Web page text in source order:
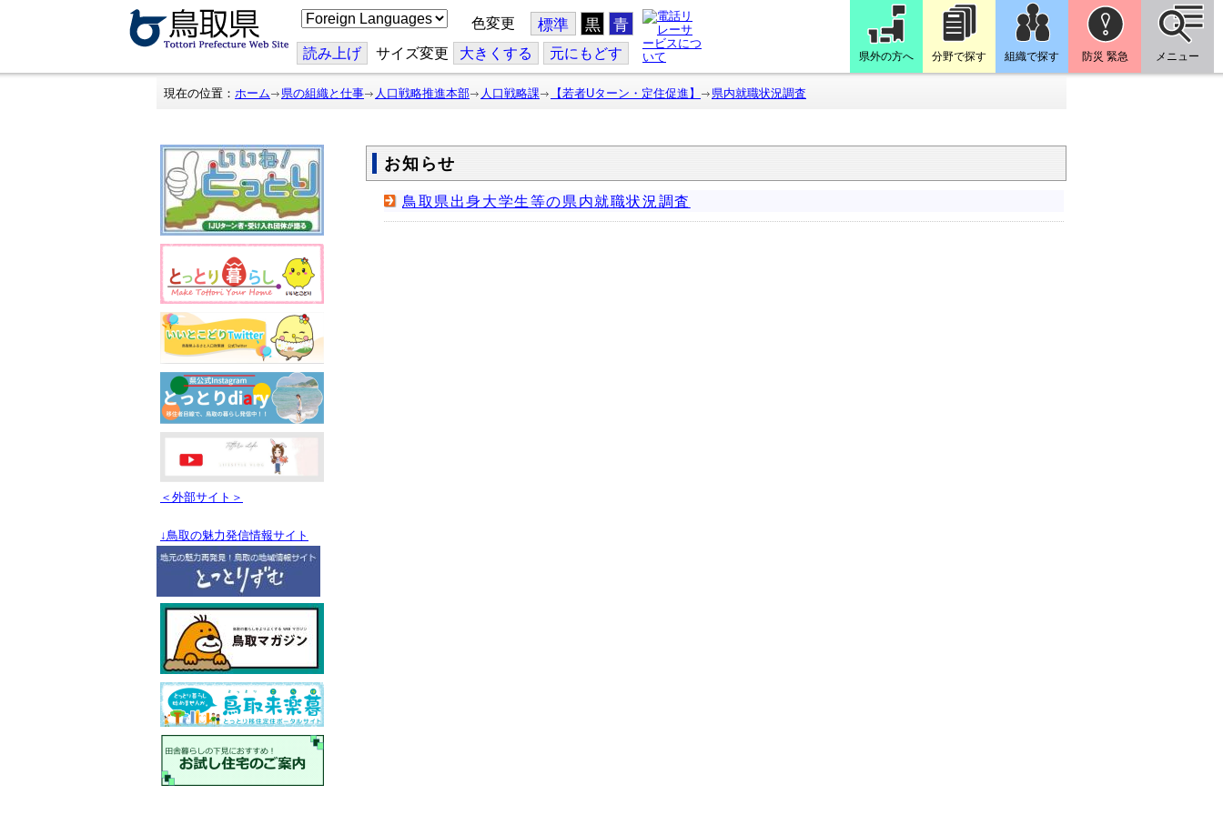
こ
の
ジ
を
翻
色変更 標準 黒 青
読み上げ サイズ変更 大きくする 元にもどす 県外の方へ 分野で探す 組織で探す 防災 緊急 メニュー
現在の位置： ホーム 県の組織と仕事 人口戦略推進本部 人口戦略課 【若者Uターン・定住促進】 県内就職状況調査
＜外部サイト＞
↓鳥取の魅力発信情報サイト
お知らせ
鳥取県出身大学生等の県内就職状況調査